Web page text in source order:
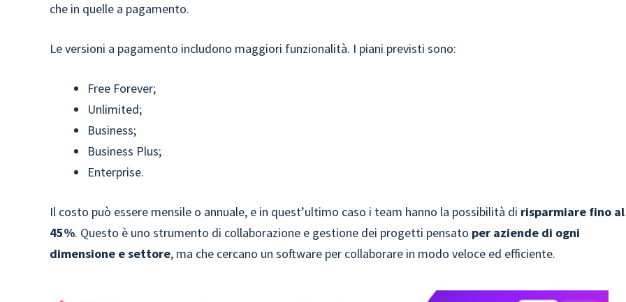
che in quelle a pagamento.
Le versioni a pagamento includono maggiori funzionalità. I piani previsti sono:
Free Forever;
Unlimited;
Business;
Business Plus;
Enterprise.
Il costo può essere mensile o annuale, e in quest’ultimo caso i team hanno la possibilità di risparmiare fino al
45%. Questo è uno strumento di collaborazione e gestione dei progetti pensato per aziende di ogni
dimensione e settore, ma che cercano un software per collaborare in modo veloce ed efficiente.